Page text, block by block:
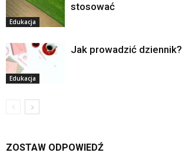
Edukacja
stosować
Edukacja
Jak prowadzić dziennik?
ZOSTAW ODPOWIEDŹ